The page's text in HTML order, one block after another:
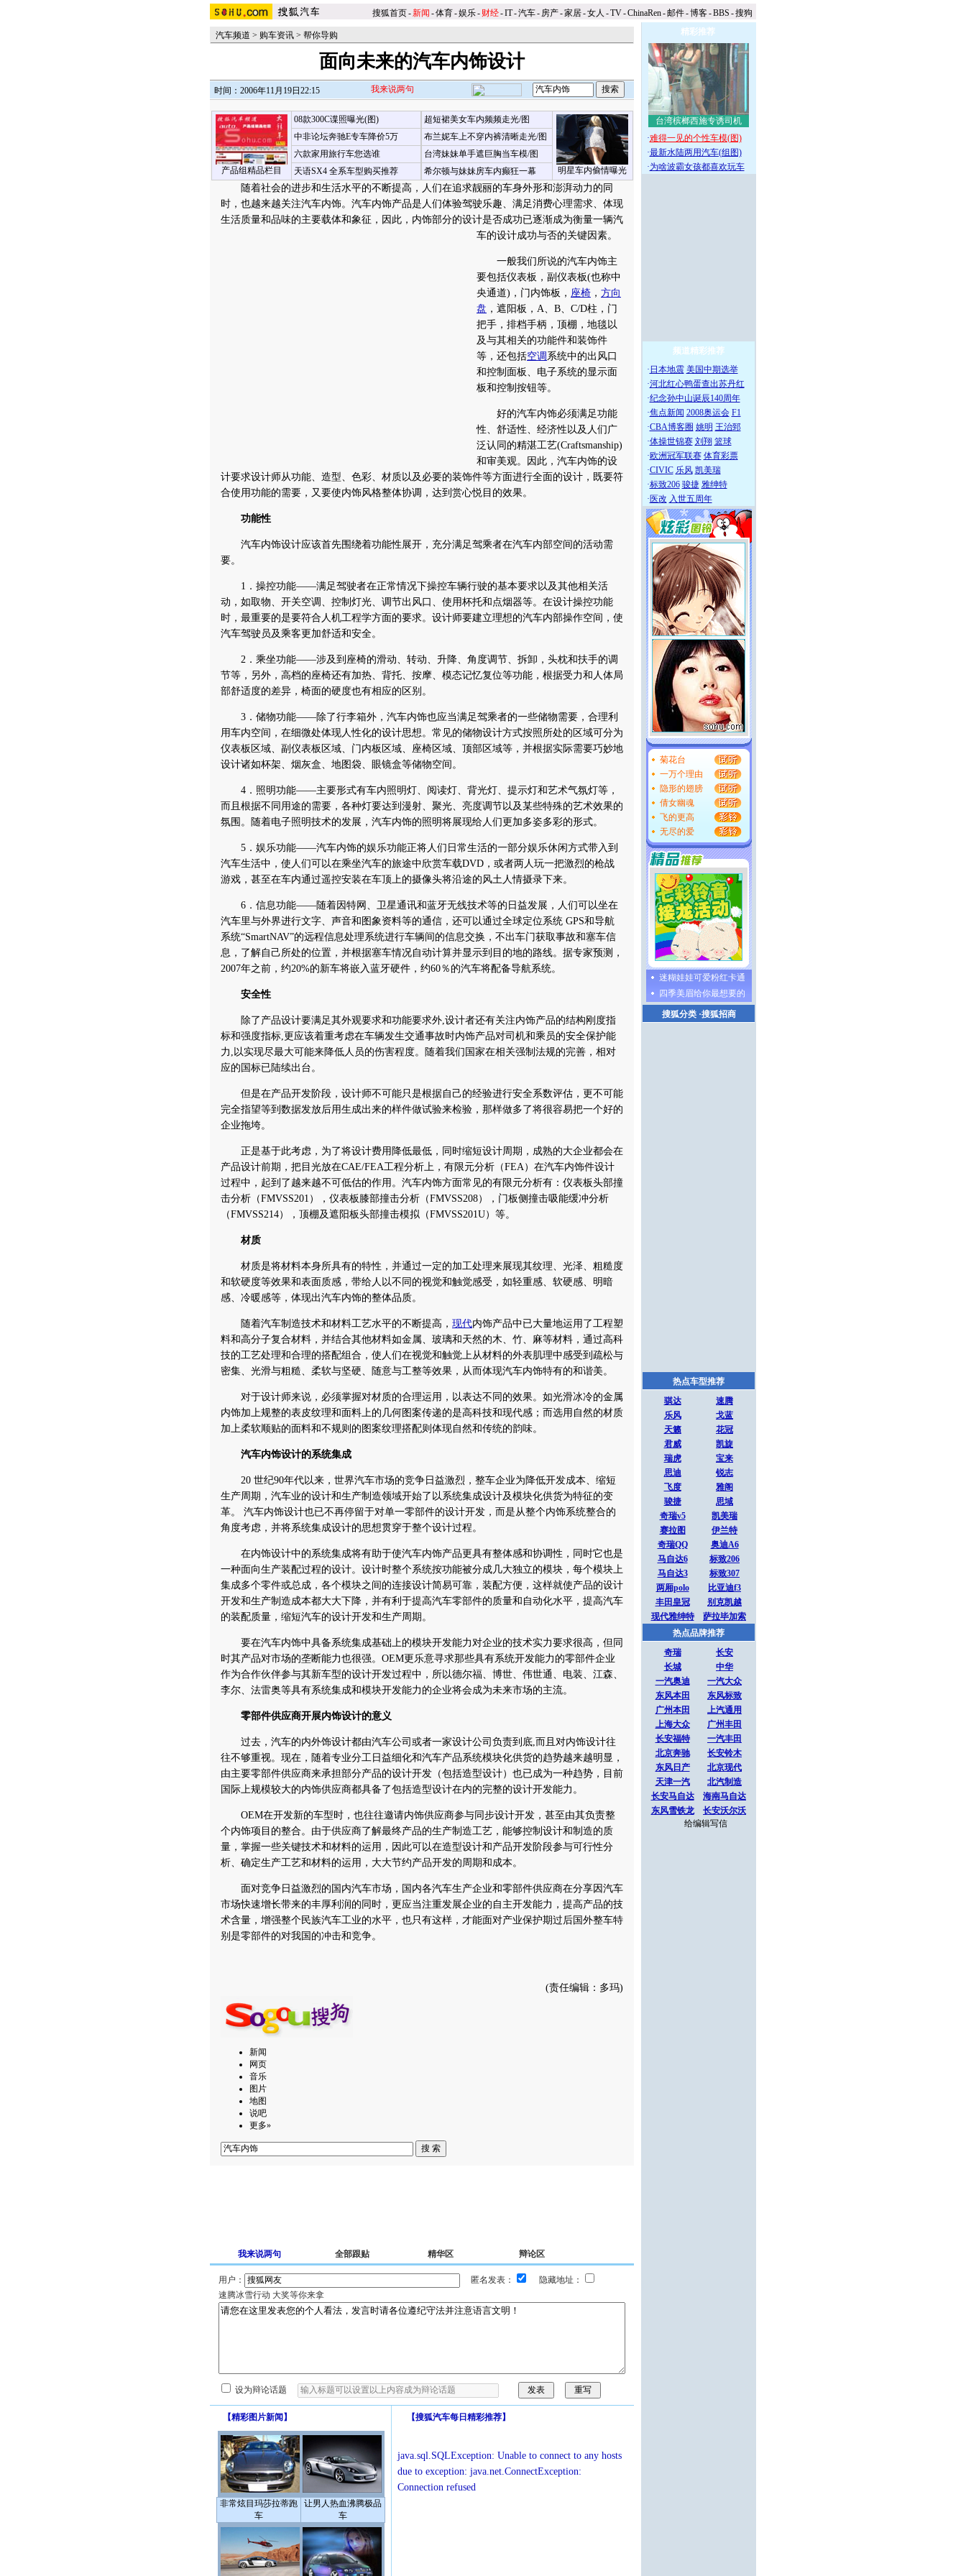
搜狐首页-新闻 -体育-娱乐- 财经-IT-汽车- 房产-家居-女人 -TV-ChinaRen-邮件-博客-BBS -搜狗
汽车频道 > 购车资讯 > 帮你导购
面向未来的汽车内饰设计
时间：2006年11月19日22:15 我来说两句
产品组精品栏目
08款300C谍照曝光(图)
中非论坛奔驰E专车降价5万
六款家用旅行车您选谁
天语SX4 全系车型购买推荐
超短裙美女车内频频走光/图
明星车内偷情曝光
布兰妮车上不穿内裤清晰走光/图
台湾妹妹单手遮巨胸当车模/图
希尔顿与妹妹房车内癫狂一幕
随着社会的进步和生活水平的不断提高，人们在追求靓丽的车身外形和澎湃动力的同
时，也越来越关注汽车内饰。汽车内饰产品是人们体验驾驶乐趣、满足消费心理需求、体现
生活质量和品味的主要载体和象征，因此，内饰部分的设计是否成功已逐渐成为衡量一辆汽
车的设计成功与否的关键因素。
一般我们所说的汽车内饰主
要包括仪表板，副仪表板(也称中
央通道)，门内饰板， 座椅 ， 方向
盘 ，遮阳板，A、B、C/D柱，门
把手，排档手柄，顶棚，地毯以
及与其相关的功能件和装饰件
等，还包括空调 系统中的出风口
和控制面板、电子系统的显示面
板和控制按钮等。
好的汽车内饰必须满足功能
性、舒适性、经济性以及人们广
泛认同的精湛工艺(Craftsmanship)
和审美观。因此，汽车内饰的设
计要求设计师从功能、造型、色彩、材质以及必要的装饰件等方面进行全面的设计，既要符
合使用功能的需要，又要使内饰风格整体协调，达到赏心悦目的效果。
功能性
汽车内饰设计应该首先围绕着功能性展开，充分满足驾乘者在汽车内部空间的活动需
要。
1．操控功能——满足驾驶者在正常情况下操控车辆行驶的基本要求以及其他相关活
动，如取物、开关空调、控制灯光、调节出风口、使用杯托和点烟器等。在设计操控功能
时，最重要的是要符合人机工程学方面的要求。设计师要建立理想的汽车内部操作空间，使
汽车驾驶员及乘客更加舒适和安全。
2．乘坐功能——涉及到座椅的滑动、转动、升降、角度调节、拆卸，头枕和扶手的调
节等，另外，高档的座椅还有加热、背托、按摩、模态记忆复位等功能，根据受力和人体局
部舒适度的差异，椅面的硬度也有相应的区别。
3．储物功能——除了行李箱外，汽车内饰也应当满足驾乘者的一些储物需要，合理利
用车内空间，在细微处体现人性化的设计思想。常见的储物设计方式按照所处的区域可分为
仪表板区域、副仪表板区域、门内板区域、座椅区域、顶部区域等，并根据实际需要巧妙地
设计诸如杯架、烟灰盒、地图袋、眼镜盒等储物空间。
4．照明功能——主要形式有车内照明灯、阅读灯、背光灯、提示灯和艺术气氛灯等，
而且根据不同用途的需要，各种灯要达到漫射、聚光、亮度调节以及某些特殊的艺术效果的
氛围。随着电子照明技术的发展，汽车内饰的照明将展现给人们更加多姿多彩的形式。
5．娱乐功能——汽车内饰的娱乐功能正将人们日常生活的一部分娱乐休闲方式带入到
汽车生活中，使人们可以在乘坐汽车的旅途中欣赏车载DVD，或者两人玩一把激烈的枪战
游戏，甚至在车内通过遥控安装在车顶上的摄像头将沿途的风土人情摄录下来。
6．信息功能——随着因特网、卫星通讯和蓝牙无线技术等的日益发展，人们可以坐在
汽车里与外界进行文字、声音和图象资料等的通信，还可以通过全球定位系统 GPS和导航
系统“SmartNAV”的远程信息处理系统进行车辆间的信息交换，不出车门获取事故和塞车信
息，了解自己所处的位置，并根据塞车情况自动计算并显示到目的地的路线。据专家预测，
2007年之前，约20%的新车将嵌入蓝牙硬件，约60％的汽车将配备导航系统。
安全性
除了产品设计要满足其外观要求和功能要求外,设计者还有关注内饰产品的结构刚度指
标和强度指标,更应该着重考虑在车辆发生交通事故时内饰产品对司机和乘员的安全保护能
力,以实现尽最大可能来降低人员的伤害程度。随着我们国家在相关强制法规的完善，相对
应的国标已陆续出台。
但是在产品开发阶段，设计师不可能只是根据自己的经验进行安全系数评估，更不可能
完全指望等到数据发放后用生成出来的样件做试验来检验，那样做多了将很容易把一个好的
企业拖垮。
正是基于此考虑，为了将设计费用降低最低，同时缩短设计周期，成熟的大企业都会在
产品设计前期，把目光放在CAE/FEA工程分析上，有限元分析（FEA）在汽车内饰件设计
过程中，起到了越来越不可低估的作用。汽车内饰方面常见的有限元分析有：仪表板头部撞
击分析（FMVSS201），仪表板膝部撞击分析（FMVSS208），门板侧撞击吸能缓冲分析
（FMVSS214），顶棚及遮阳板头部撞击模拟（FMVSS201U）等。
材质
材质是将材料本身所具有的特性，并通过一定的加工处理来展现其纹理、光泽、粗糙度
和软硬度等效果和表面质感，带给人以不同的视觉和触觉感受，如轻重感、软硬感、明暗
感、冷暖感等，体现出汽车内饰的整体品质。
随着汽车制造技术和材料工艺水平的不断提高， 现代内饰产品中已大量地运用了工程塑
料和高分子复合材料，并结合其他材料如金属、玻璃和天然的木、竹、麻等材料，通过高科
技的工艺处理和合理的搭配组合，使人们在视觉和触觉上从材料的外表肌理中感受到疏松与
密集、光滑与粗糙、柔软与坚硬、随意与工整等效果，从而体现汽车内饰特有的和谐美。
对于设计师来说，必须掌握对材质的合理运用，以表达不同的效果。如光滑冰冷的金属
内饰加上规整的表皮纹理和面料上的几何图案传递的是高科技和现代感；而选用自然的材质
加上柔软顺贴的面料和不规则的图案纹理搭配则体现自然和传统的韵味。
汽车内饰设计的系统集成
20 世纪90年代以来，世界汽车市场的竞争日益激烈，整车企业为降低开发成本、缩短
生产周期，汽车业的设计和生产制造领域开始了以系统集成设计及模块化供货为特征的变
革。 汽车内饰设计也已不再停留于对单一零部件的设计开发，而是从整个内饰系统整合的
角度考虑，并将系统集成设计的思想贯穿于整个设计过程。
在内饰设计中的系统集成将有助于使汽车内饰产品更具有整体感和协调性，同时它也是
一种面向生产装配过程的设计。设计时整个系统按功能被分成几大独立的模块，每个模块上
集成多个零件或总成，各个模块之间的连接设计简易可靠，装配方便，这样就使产品的设计
开发和生产制造成本都大大下降，并有利于提高汽车零部件的质量和自动化水平，提高汽车
的装配质量，缩短汽车的设计开发和生产周期。
要在汽车内饰中具备系统集成基础上的模块开发能力对企业的技术实力要求很高，但同
时其产品对市场的垄断能力也很强。OEM更乐意寻求那些具有系统开发能力的零部件企业
作为合作伙伴参与其新车型的设计开发过程中，所以德尔福、博世、伟世通、电装、江森、
李尔、法雷奥等具有系统集成和模块开发能力的企业将会成为未来市场的主流。
零部件供应商开展内饰设计的意义
过去，汽车的内外饰设计都由汽车公司或者一家设计公司负责到底,而且对内饰设计往
往不够重视。现在，随着专业分工日益细化和汽车产品系统模块化供货的趋势越来越明显，
由主要零部件供应商来承担部分产品的设计开发（包括造型设计）也已成为一种趋势，目前
国际上规模较大的内饰供应商都具备了包括造型设计在内的完整的设计开发能力。
OEM在开发新的车型时，也往往邀请内饰供应商参与同步设计开发，甚至由其负责整
个内饰项目的整合。由于供应商了解最终产品的生产制造工艺，能够控制设计和制造的质
量，掌握一些关键技术和材料的运用，因此可以在造型设计和产品开发阶段参与可行性分
析、确定生产工艺和材料的运用，大大节约产品开发的周期和成本。
面对竞争日益激烈的国内汽车市场，国内各汽车生产企业和零部件供应商在分享因汽车
市场快速增长带来的丰厚利润的同时，更应当注重发展企业的自主开发能力，提高产品的技
术含量，增强整个民族汽车工业的水平，也只有这样，才能面对产业保护期过后国外整车特
别是零部件的对我国的冲击和竞争。
(责任编辑：多玛)
新闻
网页
音乐
图片
地图
说吧
更多»
我来说两句 全部跟贴 精华区 辩论区
用户： 匿名发表：
隐藏地址：
速腾冰雪行动 大奖等你来拿
设为辩论话题
【精彩图片新闻 】
非常炫目玛莎拉蒂跑
车
让男人热血沸腾极品
车
【搜狐汽车每日精彩推荐】
java.sql.SQLException: Unable to connect to any hosts
due to exception: java.net.ConnectException:
Connection refused
精彩推荐
台湾槟榔西施专诱司机
·难得一见的个性车模(图)
·最新水陆两用汽车(组图)
·为啥波霸女孩都喜欢玩车
频道精彩推荐
· 日本地震 美国中期选举
·河北红心鸭蛋查出苏丹红
·纪念孙中山诞辰140周年
·焦点新闻 2008奥运会 F1
·CBA博客圈 姚明 王治郅
·体操世锦赛 刘翔 篮球
·欧洲冠军联赛 体育彩票
·CIVIC 乐风 凯美瑞
·标致206 骏捷 雅绅特
· 医改 入世五周年
菊花台
一万个理由
隐形的翅膀
倩女幽魂
飞的更高
无尽的爱
迷糊娃娃可爱粉红卡通
四季美眉给你最想要的
搜狐分类·搜狐招商
热点车型推荐
骐达
速腾
乐风
戈蓝
天籁
花冠
君威
凯旋
瑞虎
宝来
思迪
锐志
飞度
雅阁
骏捷
思域
奇瑞v5
凯美瑞
赛拉图
伊兰特
奇瑞QQ
奥迪A6
马自达6
标致206
马自达3
标致307
两厢polo
比亚迪f3
丰田皇冠
别克凯越
现代雅绅特
萨拉毕加索
热点品牌推荐
奇瑞
长安
长城
中华
一汽奥迪
一汽大众
东风本田
东风标致
广州本田
上汽通用
上海大众
广州丰田
长安福特
一汽丰田
北京奔驰
长安铃木
东风日产
北京现代
天津一汽
北汽制造
长安马自达
海南马自达
东风雪铁龙
长安沃尔沃
给编辑写信